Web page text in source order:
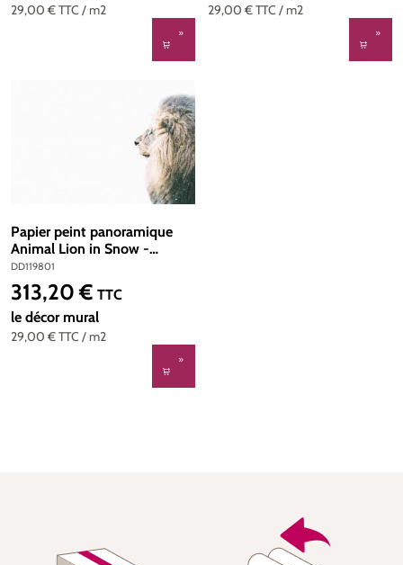
29,00 €TTC / m2 29,00 €TTC / m2
Papier peint panoramique
Animal Lion in Snow -
Référence DD119801 - Intissé
200g/m2 - Standard 400 x
270
DD119801
29,00 €TTC / m2
Prix régulier :
313,20 € TTC
le décor mural